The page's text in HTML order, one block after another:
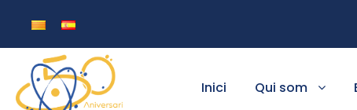
Inici Qui som